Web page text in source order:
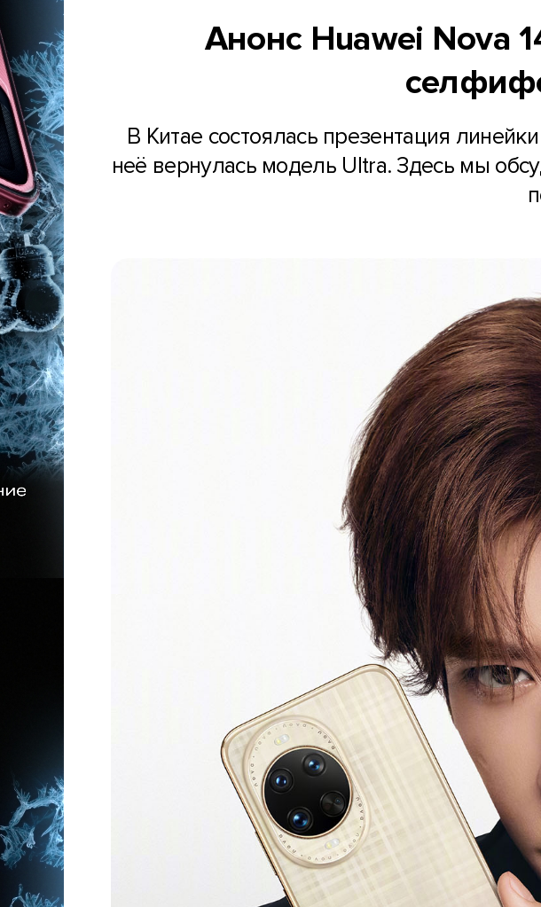
Анонс Huawei Nova
В Китае состоялась презентация
неё вернулась модель Ultra. Здесь мы